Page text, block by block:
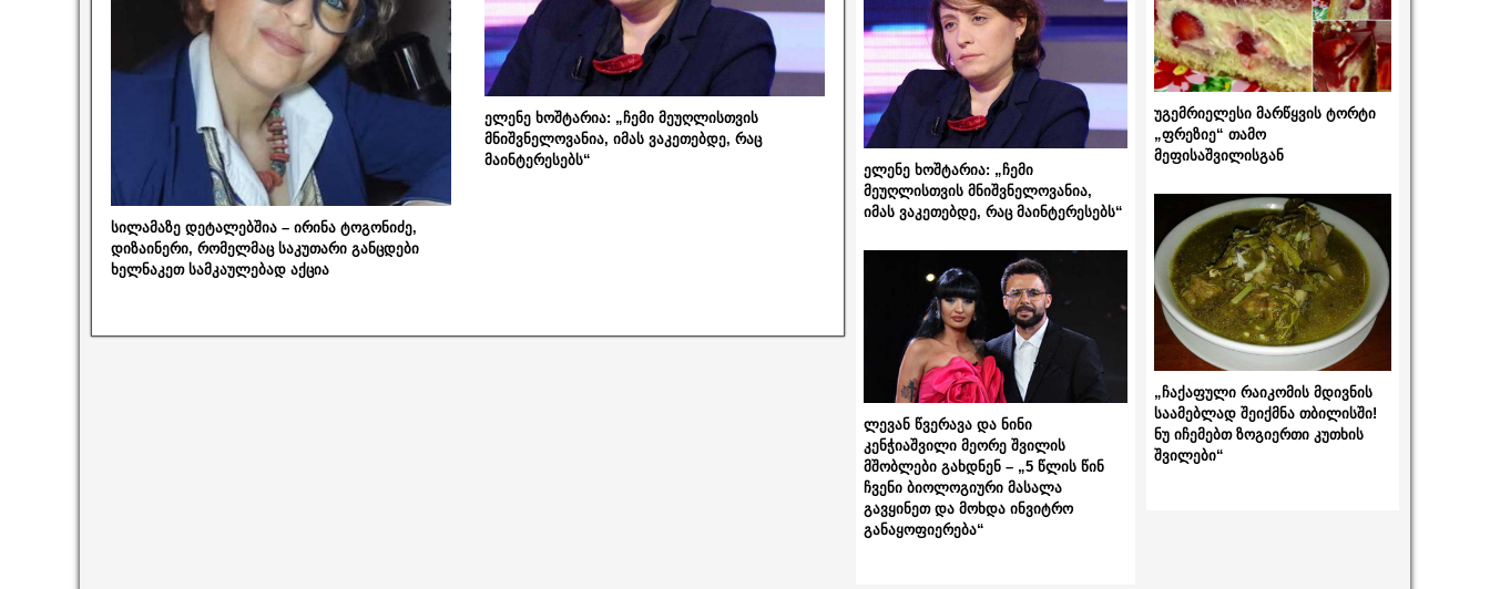
სილამაზე დეტალებშია – ირინა ტოგონიძე,
დიზაინერი, რომელმაც საკუთარი განცდები
ხელნაკეთ სამკაულებად აქცია
ელენე ხოშტარია: „ჩემი მეუღლისთვის
მნიშვნელოვანია, იმას ვაკეთებდე, რაც
მაინტერესებს“
ელენე ხოშტარია: „ჩემი
მეუღლისთვის მნიშვნელოვანია,
იმას ვაკეთებდე, რაც მაინტერესებს“
ლევან წვერავა და ნინი
კენჭიაშვილი მეორე შვილის
მშობლები გახდნენ – „5 წლის წინ
ჩვენი ბიოლოგიური მასალა
გავყინეთ და მოხდა ინვიტრო
განაყოფიერება“
უგემრიელესი მარწყვის ტორტი
„ფრეზიე“ თამო
მეფისაშვილისგან
„ჩაქაფული რაიკომის მდივნის
საამებლად შეიქმნა თბილისში!
ნუ იჩემებთ ზოგიერთი კუთხის
შვილები“